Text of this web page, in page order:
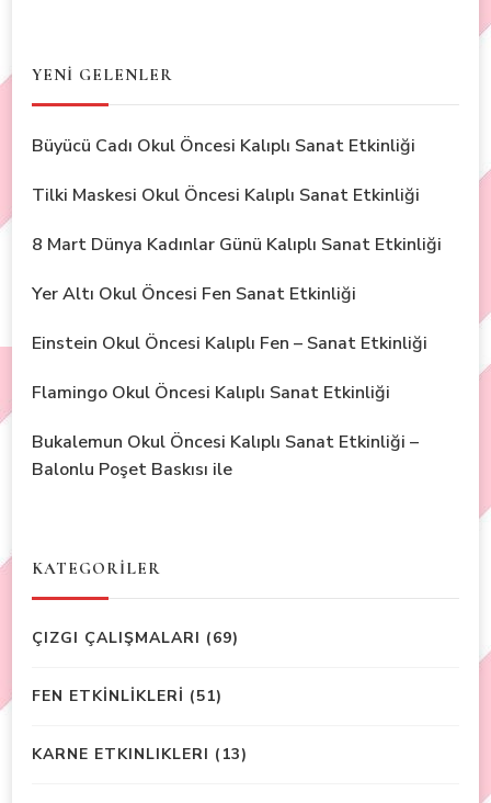
YENİ GELENLER
Büyücü Cadı Okul Öncesi Kalıplı Sanat Etkinliği
Tilki Maskesi Okul Öncesi Kalıplı Sanat Etkinliği
8 Mart Dünya Kadınlar Günü Kalıplı Sanat Etkinliği
Yer Altı Okul Öncesi Fen Sanat Etkinliği
Einstein Okul Öncesi Kalıplı Fen – Sanat Etkinliği
Flamingo Okul Öncesi Kalıplı Sanat Etkinliği
Bukalemun Okul Öncesi Kalıplı Sanat Etkinliği –
Balonlu Poşet Baskısı ile
KATEGORİLER
ÇIZGI ÇALIŞMALARI (69)
FEN ETKİNLİKLERİ (51)
KARNE ETKINLIKLERI (13)